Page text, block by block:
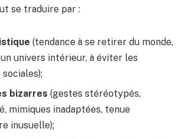
se traduire par :
(tendance à se retirer du monde,
univers intérieur, à éviter les
bizarres (gestes stéréotypés,
mimiques inadaptées, tenue
inusuelle);